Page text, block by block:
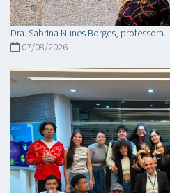
Dra. Sabrina Nunes Borges, professora...
07/08/2026